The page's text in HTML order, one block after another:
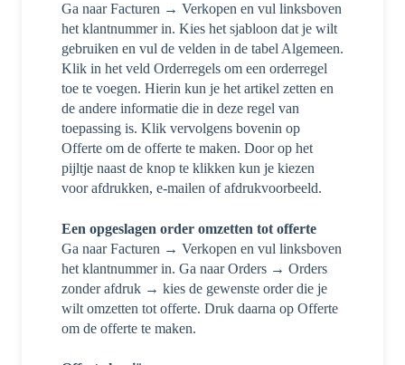
Ga naar Facturen → Verkopen en vul linksboven
het klantnummer in. Kies het sjabloon dat je wilt
gebruiken en vul de velden in de tabel Algemeen.
Klik in het veld Orderregels om een orderregel
toe te voegen. Hierin kun je het artikel zetten en
de andere informatie die in deze regel van
toepassing is. Klik vervolgens bovenin op
Offerte om de offerte te maken. Door op het
pijltje naast de knop te klikken kun je kiezen
voor afdrukken, e-mailen of afdrukvoorbeeld.
Een opgeslagen order omzetten tot offerte
Ga naar Facturen → Verkopen en vul linksboven
het klantnummer in. Ga naar Orders → Orders
zonder afdruk → kies de gewenste order die je
wilt omzetten tot offerte. Druk daarna op Offerte
om de offerte te maken.